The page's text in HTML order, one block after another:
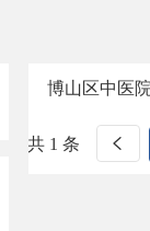
博山区中医
共 1 条